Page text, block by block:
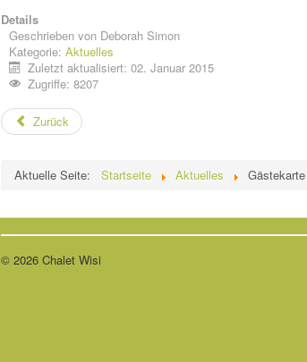
Details
Geschrieben von Deborah Simon
Kategorie: Aktuelles
Zuletzt aktualisiert: 02. Januar 2015
Zugriffe: 8207
Zurück
Aktuelle Seite: Startseite Aktuelles Gästekarte
© 2026 Chalet Wisi